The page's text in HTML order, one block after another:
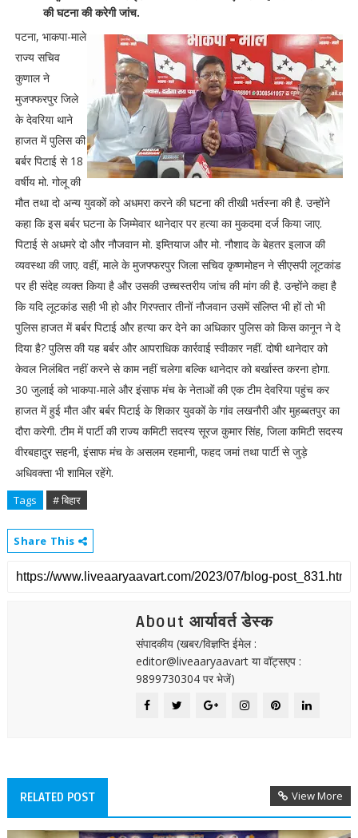
की घटना की करेगी जांच.
पटना, भाकपा-माले
राज्य सचिव
कुणाल ने
मुजफ्फरपुर जिले
के देवरिया थाने
हाजत में पुलिस की
बर्बर पिटाई से 18
वर्षीय मो. गोलू की
मौत तथा दो अन्य युवकों को अधमरा करने की घटना की तीखी भर्तस्ना की है. उन्होंने
कहा कि इस बर्बर घटना के जिम्मेवार थानेदार पर हत्या का मुकदमा दर्ज किया जाए.
पिटाई से अधमरे दो और नौजवान मो. इम्तियाज और मो. नौशाद के बेहतर इलाज की
व्यवस्था की जाए. वहीं, माले के मुजफ्फरपुर जिला सचिव कृष्णमोहन ने सीएसपी लूटकांड
पर ही संदेह व्यक्त किया है और उसकी उच्चस्तरीय जांच की मांग की है. उन्होंने कहा है
कि यदि लूटकांड सही भी हो और गिरफ्तार तीनों नौजवान उसमें संलिप्त भी हों तो भी
पुलिस हाजत में बर्बर पिटाई और हत्या कर देने का अधिकार पुलिस को किस कानून ने दे
दिया है? पुलिस की यह बर्बर और आपराधिक कार्रवाई स्वीकार नहीं. दोषी थानेदार को
केवल निलंबित नहीं करने से काम नहीं चलेगा बल्कि थानेदार को बर्खास्त करना होगा.
30 जुलाई को भाकपा-माले और इंसाफ मंच के नेताओं की एक टीम देवरिया पहुंच कर
हाजत में हुई मौत और बर्बर पिटाई के शिकार युवकों के गांव लखनौरी और मुहब्बतपुर का
दौरा करेगी. टीम में पार्टी की राज्य कमिटी सदस्य सूरज कुमार सिंह, जिला कमिटी सदस्य
वीरबहादुर सहनी, इंसाफ मंच के असलम रहमानी, फहद जमां तथा पार्टी से जुड़े
अधिवक्ता भी शामिल रहेंगे.
Tags # बिहार
Share This
About आर्यावर्त डेस्क
संपादकीय (खबर/विज्ञप्ति ईमेल :
editor@liveaaryaavart या वॉट्सएप :
9899730304 पर भेजें)
RELATED POST View More